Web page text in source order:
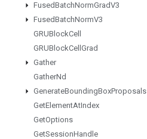
FusedBatchNormGradV3
FusedBatchNormV3
GRUBlockCell
GRUBlockCell Grad
Gather
GatherNd
GenerateBoundingBoxProposals
GetElementAtIndex
GetOptions
GetSessionHandle